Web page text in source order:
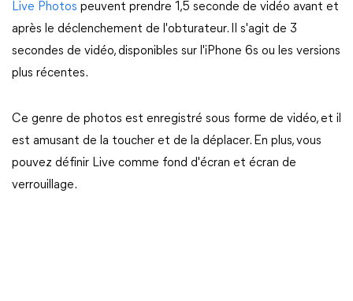
Live Photos peuvent prendre 1,5 seconde de vidéo avant et
après le déclenchement de l'obturateur. Il s'agit de 3
secondes de vidéo, disponibles sur l'iPhone 6s ou les versions
plus récentes.
Ce genre de photos est enregistré sous forme de vidéo, et il
est amusant de la toucher et de la déplacer. En plus, vous
pouvez définir Live comme fond d'écran et écran de
verrouillage.